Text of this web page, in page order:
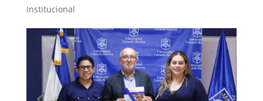
Institucional